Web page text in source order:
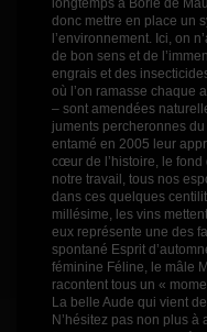
longtemps à Borie de
donc mettre en place un
l’environnement. Ici, on
de bon sens et de
engrais et des
où l’on ramasse chaque
– sont amendées
juments percheronnes
entamé en 2005 leur
cœur de l’histoire, le fond
notre travail, tous nos
dans ces quelques
millésime, les vins
eux représente une des
spontané Esprit
féminine Féline, le mâle
racontent tous un «
La belle Aude qui vient
N’hésitez pas non plus